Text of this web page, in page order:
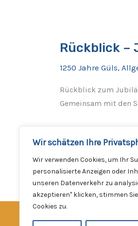
Wir schätzen Ihre
Wir verwenden Cookies, um Ihr
personalisierte Anzeigen oder
unseren Datenverkehr zu
akzeptieren" klicken, stimmen
Cookies zu.
Rückblick –
1250 Jahre Güls,
Rückblick zum
Gemeinsam mit den
Jubiläumsmoment:
19.
Juni
Festplatz